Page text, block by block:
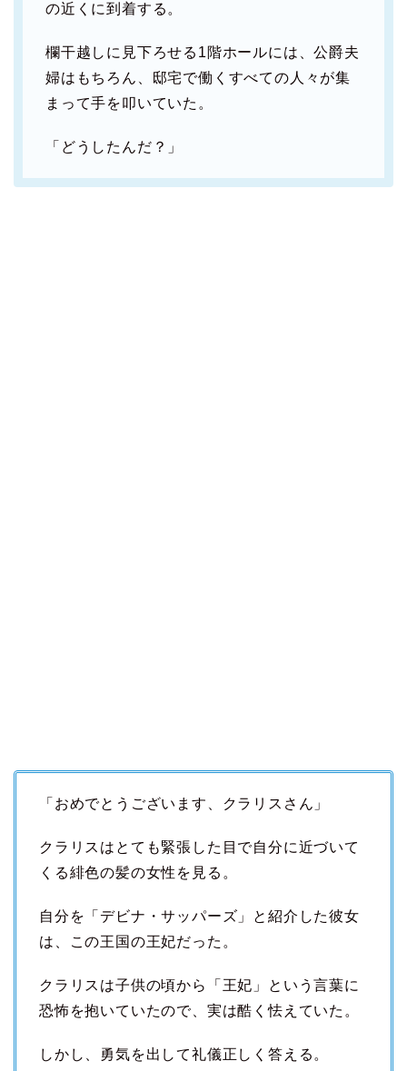
の近くに到着する。
欄干越しに見下ろせる1階ホールには、公爵夫
婦はもちろん、邸宅で働くすべての人々が集
まって手を叩いていた。
「どうしたんだ？」
「おめでとうございます、クラリスさん」
クラリスはとても緊張した目で自分に近づいて
くる緋色の髪の女性を見る。
自分を「デビナ・サッパーズ」と紹介した彼女
は、この王国の王妃だった。
クラリスは子供の頃から「王妃」という言葉に
恐怖を抱いていたので、実は酷く怯えていた。
しかし、勇気を出して礼儀正しく答える。